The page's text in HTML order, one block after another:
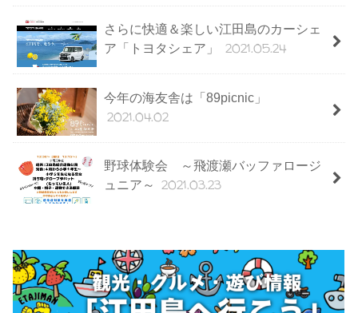
さらに快適＆楽しい江田島のカーシェ
ア「トヨタシェア」
2021.05.24
今年の海友舎は「89picnic」
2021.04.02
野球体験会 ～飛渡瀬バッファロージ
ュニア～
2021.03.23